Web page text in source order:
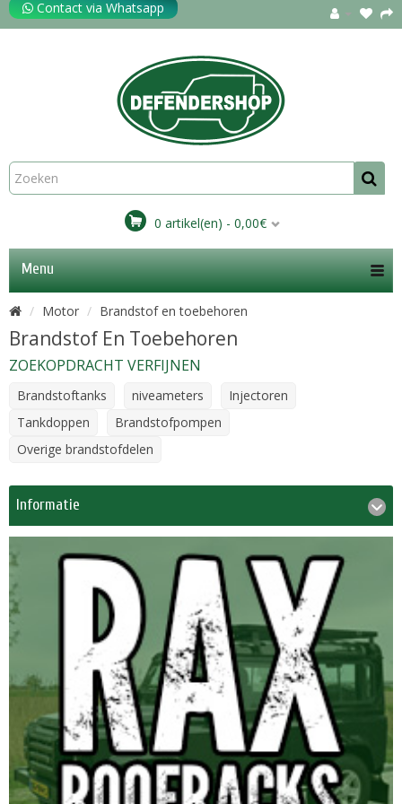
Contact via Whatsapp
0 artikel(en) - 0,00€
Menu
Motor Brandstof en toebehoren
Brandstof En Toebehoren
ZOEKOPDRACHT VERFIJNEN
Brandstoftanks niveameters
Injectoren
Tankdoppen
Brandstofpompen
Overige brandstofdelen
Informatie